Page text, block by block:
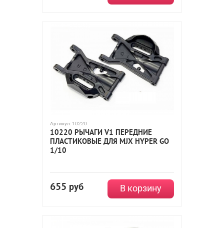
Артикул: 10220
10220 РЫЧАГИ V1 ПЕРЕДНИЕ
ПЛАСТИКОВЫЕ ДЛЯ MJX HYPER GO
1/10
655 руб В корзину